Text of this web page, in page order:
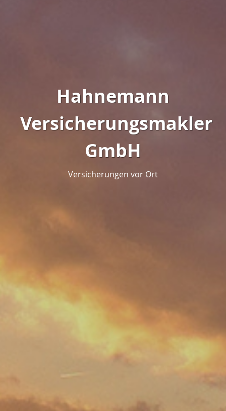
Hahnemann
Versicherungsmakler
GmbH
Versicherungen vor Ort